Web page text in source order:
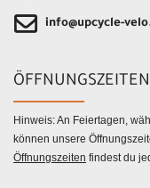
info@upcycle-
ÖFFNUNGSZEITEN
Hinweis: An Feiertagen,
können unsere
Öffnungszeiten findest du